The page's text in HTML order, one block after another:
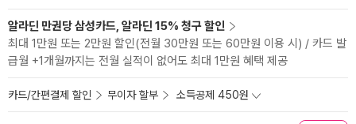
알라딘 만권당 삼성카드, 알라딘 15% 청구 할인
최대 1만원 또는 2만원 할인(전월 30만원 또는 60만원 이용 시) / 카드 발
급월 +1개월까지는 전월 실적이 없어도 최대 1만원 혜택 제공
카드/간편결제 할인 무이자 할부 소득공제 450원